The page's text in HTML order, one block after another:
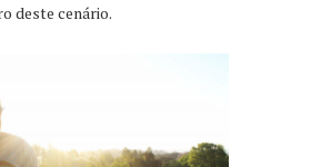
deste cenário.